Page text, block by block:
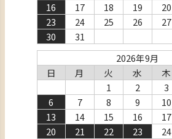
16
17 18 19 20
23
24 25 26 27
30
31
2026年9月
日
月 火 水 木
1
2 3
6
7 8 9 10
13
14 15 16 17
20
21 22 23 24